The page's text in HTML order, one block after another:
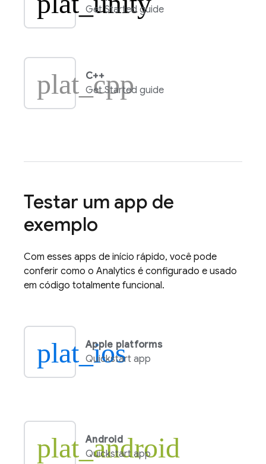
Get Started guide
plat_cpp
C++
Get Started guide
Testar um app de
exemplo
Com esses apps de início rápido, você pode
conferir como o Analytics é configurado e usado
em código totalmente funcional.
plat_ios
Apple platforms
Quickstart app
plat_android
Android
Quickstart app